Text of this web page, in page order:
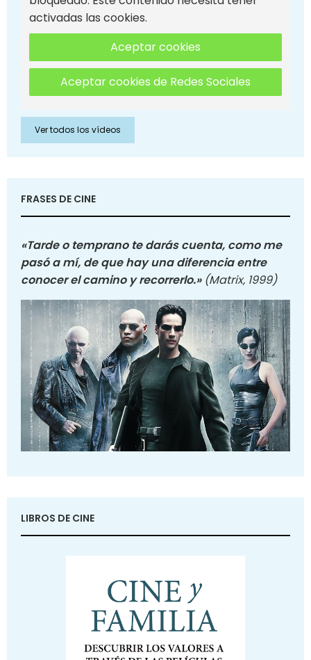
activadas las cookies.
Aceptar cookies
Aceptar cookies de Redes Sociales
Ver todos los vídeos
FRASES DE CINE
«Tarde o temprano te darás cuenta, como me
pasó a mí, de que hay una diferencia entre
conocer el camino y recorrerlo.» (Matrix, 1999)
LIBROS DE CINE